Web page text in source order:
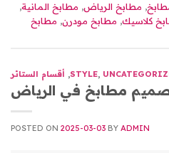
, مطابخ الرياض, مطابخ المانية,
كلاسيك, مطابخ مودرن, مطابخ
STYLE أقسام الستائر
مطابخ في الرياض
POSTED ON 2025-03-03 BY ADMIN